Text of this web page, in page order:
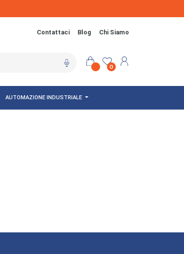
Contattaci Blog Chi Siamo
0
AUTOMAZIONE INDUSTRIALE